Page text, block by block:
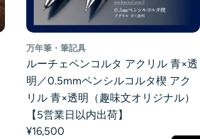
万年筆・筆記具
ルーチェペンコルタ アクリル 青×透
明／0.5mmペンシルコルタ楔 アク
リル 青×透明（趣味文オリジナル）
【5営業日以内出荷】
¥16,500